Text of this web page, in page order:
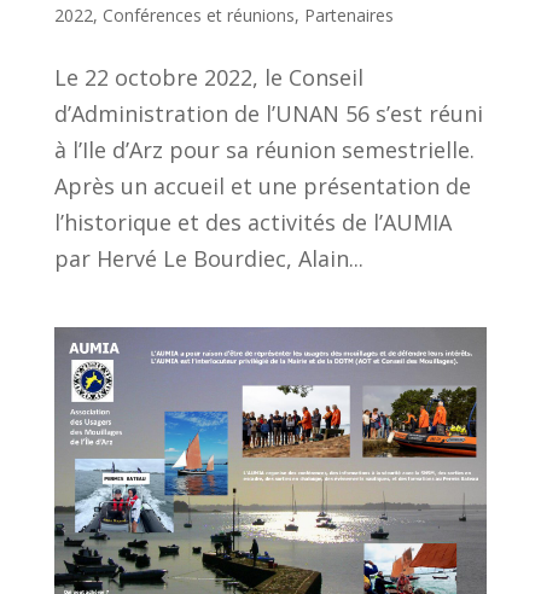
2022, Conférences et réunions, Partenaires
Le 22 octobre 2022, le Conseil
d’Administration de l’UNAN 56 s’est réuni
à l’Ile d’Arz pour sa réunion semestrielle.
Après un accueil et une présentation de
l’historique et des activités de l’AUMIA
par Hervé Le Bourdiec, Alain...